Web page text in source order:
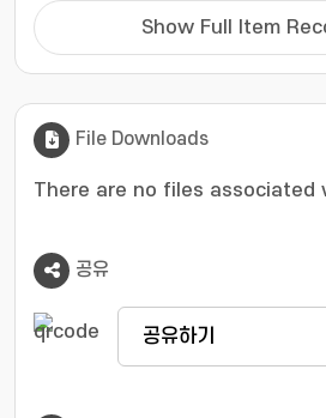
Show Full Item
File Downloads
There are no files associated
공유
공유하기